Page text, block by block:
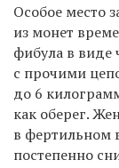
Особое место
из монет
фибула в виде
с прочими
до 6
как оберег.
в фертильном
постепенно